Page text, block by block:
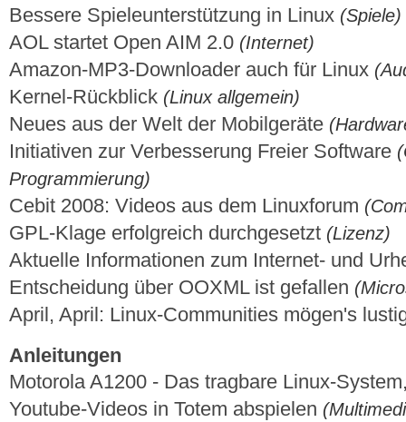
Bessere Spieleunterstützung in Linux (Spiele)
AOL startet Open AIM 2.0 (Internet)
Amazon-MP3-Downloader auch für Linux
Kernel-Rückblick (Linux allgemein)
Neues aus der Welt der Mobilgeräte
Initiativen zur Verbesserung Freier Software
Programmierung)
Cebit 2008: Videos aus dem Linuxforum
GPL-Klage erfolgreich durchgesetzt (Lizenz)
Aktuelle Informationen zum Internet- und
Entscheidung über OOXML ist gefallen
April, April: Linux-Communities mögen's
Anleitungen
Motorola A1200 - Das tragbare Linux-
Youtube-Videos in Totem abspielen